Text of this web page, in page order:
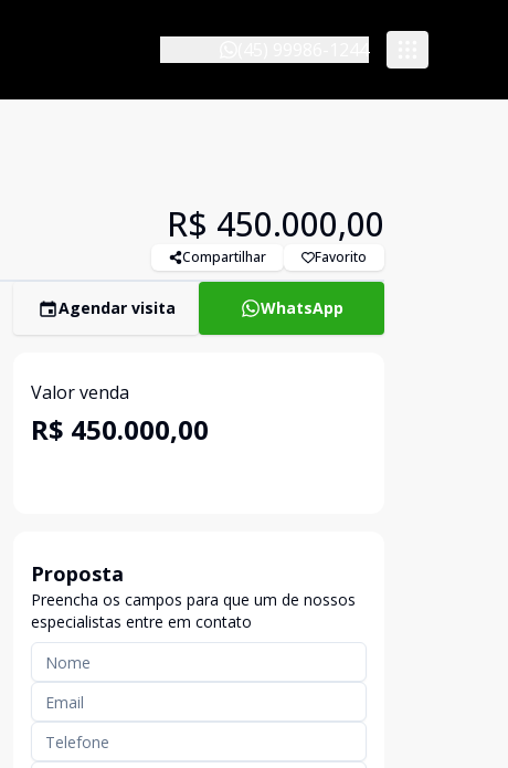
R$ 450.000,00
Compartilhar Favorito
Agendar visita WhatsApp
Valor venda
R$ 450.000,00
Proposta
Preencha os campos para que um de nossos
especialistas entre em contato